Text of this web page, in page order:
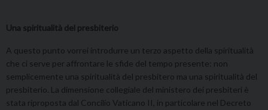
Una spiritualità del presbiterio
A questo punto vorrei introdurre un terzo aspetto della spiritualità
che ci serve per affrontare le sfide del tempo presente: non
semplicemente una spiritualità del presbitero ma una spiritualità del
presbiterio. La dimensione collegiale del ministero dei presbiteri è
stata riproposta dal Concilio Vaticano II, in particolare nel Decreto